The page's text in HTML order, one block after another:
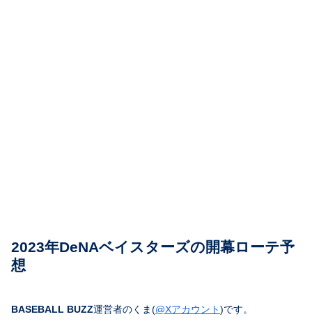
2023年DeNAベイスターズの開幕ローテ予
想
BASEBALL BUZZ運営者のくま(@Xアカウント)です。